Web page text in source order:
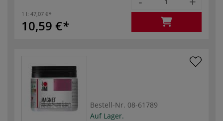
1 l: 47,07 €
10,59 €
Bestell-Nr. 08-61789
Auf Lager.